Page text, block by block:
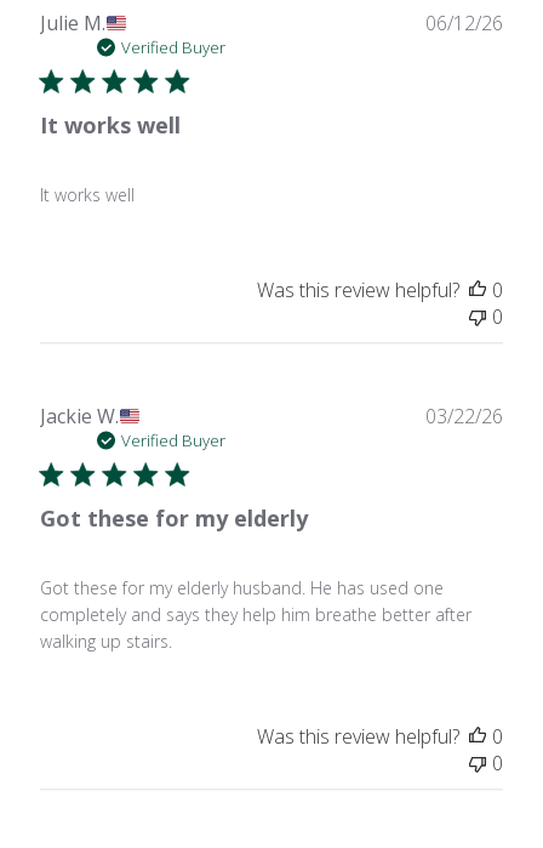
Julie M.
Verified Buyer
It works well
It works well
06/12/26
Was this review helpful?
0
0
Jackie W.
Verified Buyer
Got these for my elderly
Got these for my elderly husband. He has used one
completely and says they help him breathe better after
walking up stairs.
03/22/26
Was this review helpful?
0
0